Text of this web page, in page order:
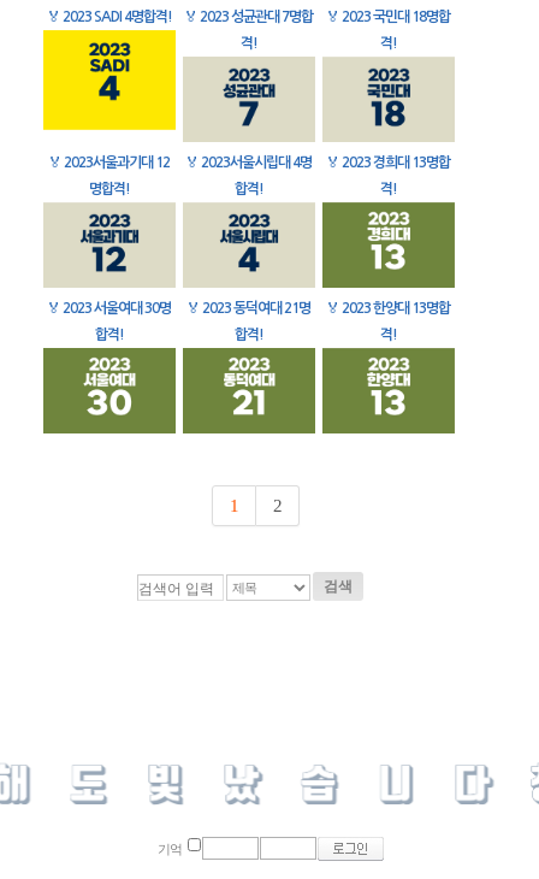
🏅 2023 SADI 4명합격! 🏅 2023 성균관대 7명합
격!
🏅 2023 국민대 18명합
격!
🏅 2023서울과기대 12
명합격!
🏅 2023서울시립대 4명
합격!
🏅 2023 경희대 13명합
격!
🏅 2023 서울여대 30명
합격!
🏅 2023 동덕여대 21명
합격!
🏅 2023 한양대 13명합
격!
1 2
검색
기억